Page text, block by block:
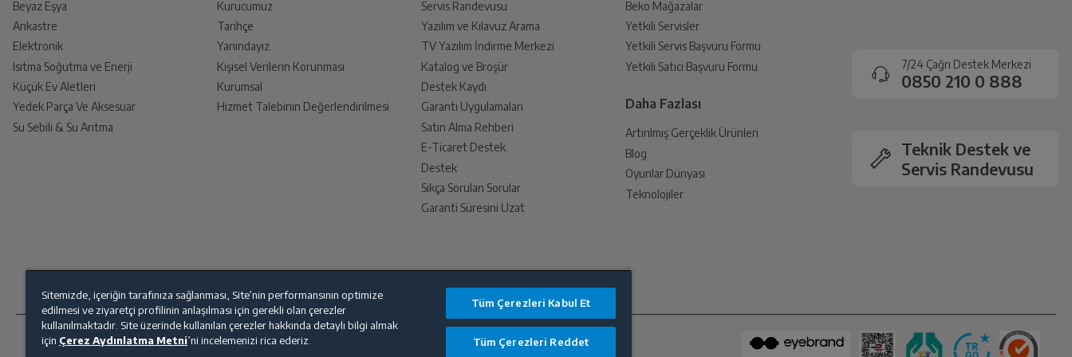
Uyumlu modeller arasında internet sitemizde satışta olmayan ürünler olabilir.
Ürünü Yetkili Servise Teslim Edin
Ürünü eksiksiz ve hasarsız olarak faturası ile birlikte yetkili servise teslim edin.
Yetkili servis gerekli kontrolleri sağladıktan sonra İade süreciniz tamamlanacaktır.
Siparişiniz henüz teslim edilmediyse iptal talebinizin onaylanması sonrasında ücret iadeniz en kısa süre içerisinde gerçekleşecektir.
Beyaz Eşya
Ankastre
Elektronik
Isıtma Soğutma ve Enerji
Küçük Ev Aletleri
Yedek Parça Ve Aksesuar
Su Sebili & Su Arıtma
Kurucumuz
Tarihçe
Yanındayız
Kişisel Verilerin Korunması
Kurumsal
Hizmet Talebinin Değerlendirilmesi
Servis Randevusu
Yazılım ve Kılavuz Arama
TV Yazılım İndirme Merkezi
Katalog ve Broşür
Destek Kaydı
Garanti Uygulamaları
Satın Alma Rehberi
E-Ticaret Destek
Destek
Sıkça Sorulan Sorular
Garanti Süresini Uzat
Beko Mağazalar
Yetkili Servisler
Yetkili Servis Başvuru Formu
Yetkili Satıcı Başvuru Formu
Daha Fazlası
Artırılmış Gerçeklik Ürünleri
Blog
Oyunlar Dünyası
Teknolojiler
7/24 Çağrı Destek Merkezi
0850 210 0 888
Teknik Destek ve
Servis Randevusu
Sitemizde, içeriğin tarafınıza sağlanması, Site’nin performansının optimize
edilmesi ve ziyaretçi profilinin anlaşılması için gerekli olan çerezler
kullanılmaktadır. Site üzerinde kullanılan çerezler hakkında detaylı bilgi almak
için Çerez Aydınlatma Metni’ni incelemenizi rica ederiz.
Tüm Çerezleri Kabul Et
Tüm Çerezleri Reddet